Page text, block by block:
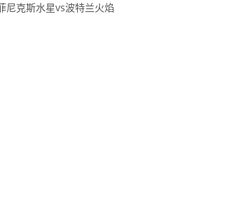
尼克斯水星vs波特兰火焰